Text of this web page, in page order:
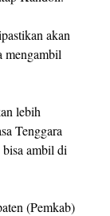
akan
mengambil
lebih
Tenggara
ambil di
(Pemkab)